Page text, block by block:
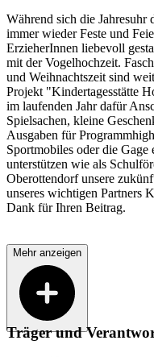
Während sich die Jahresuhr
immer wieder Feste und
ErzieherInnen liebevoll
mit der Vogelhochzeit.
und Weihnachtszeit sind
Projekt "Kindertagesstätte
im laufenden Jahr dafür
Spielsachen, kleine
Ausgaben für
Sportmobiles oder die
unterstützen wie als
Oberottendorf unsere
unseres wichtigen Partners
Dank für Ihren Beitrag.
Mehr anzeigen
Träger und